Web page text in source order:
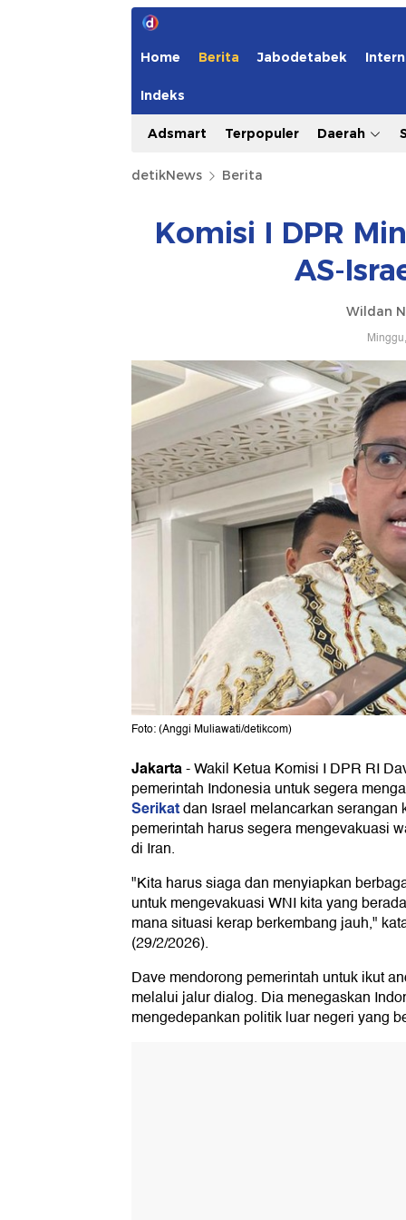
Home Berita Jabodetabek
Indeks
Adsmart Terpopuler Daerah
detikNews Berita
Komisi I DPR
AS-
Wildan
Foto: (Anggi Muliawati/detikcom)
Jakarta-Wakil Ketua Komisi I DPR RI
pemerintah Indonesia untuk segera
Serikatdan Israel melancarkan serangan
pemerintah harus segera mengevakuasi
di Iran.
"Kita harus siaga dan menyiapkan
untuk mengevakuasi WNI kita yang
mana situasi kerap berkembang jauh,"
(29/2/2026).
Dave mendorong pemerintah untuk ikut
melalui jalur dialog. Dia menegaskan
mengedepankan politik luar negeri yang